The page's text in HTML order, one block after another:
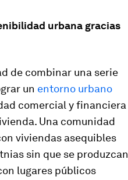
urbana gracias
de combinar una serie
un entorno urbano
comercial y financiera
Una comunidad
viviendas asequibles
sin que se produzcan
lugares públicos